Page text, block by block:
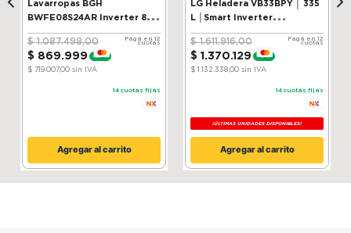
Lavarropas BGH
BWFE08S24AR Inverter 8 kg
Silver
$ 1.087.498,00
$ 869.999 - 20 %
$ 719.007,00sin IVA
Pagá en 12
cuotas
14 cuotas fijas
Agregar al carrito
LG Heladera VB33BPY │ 335
L │Smart Inverter
Compressor│ ThinQ
$ 1.611.916,00
$ 1 .370.129 15 %
$ 1.132.338,00sin IVA
Pagá en 12
cuotas
14 cuotas fijas
¡ÚLTIMAS UNIDADES DISPONIBLES!
Agregar al carrito